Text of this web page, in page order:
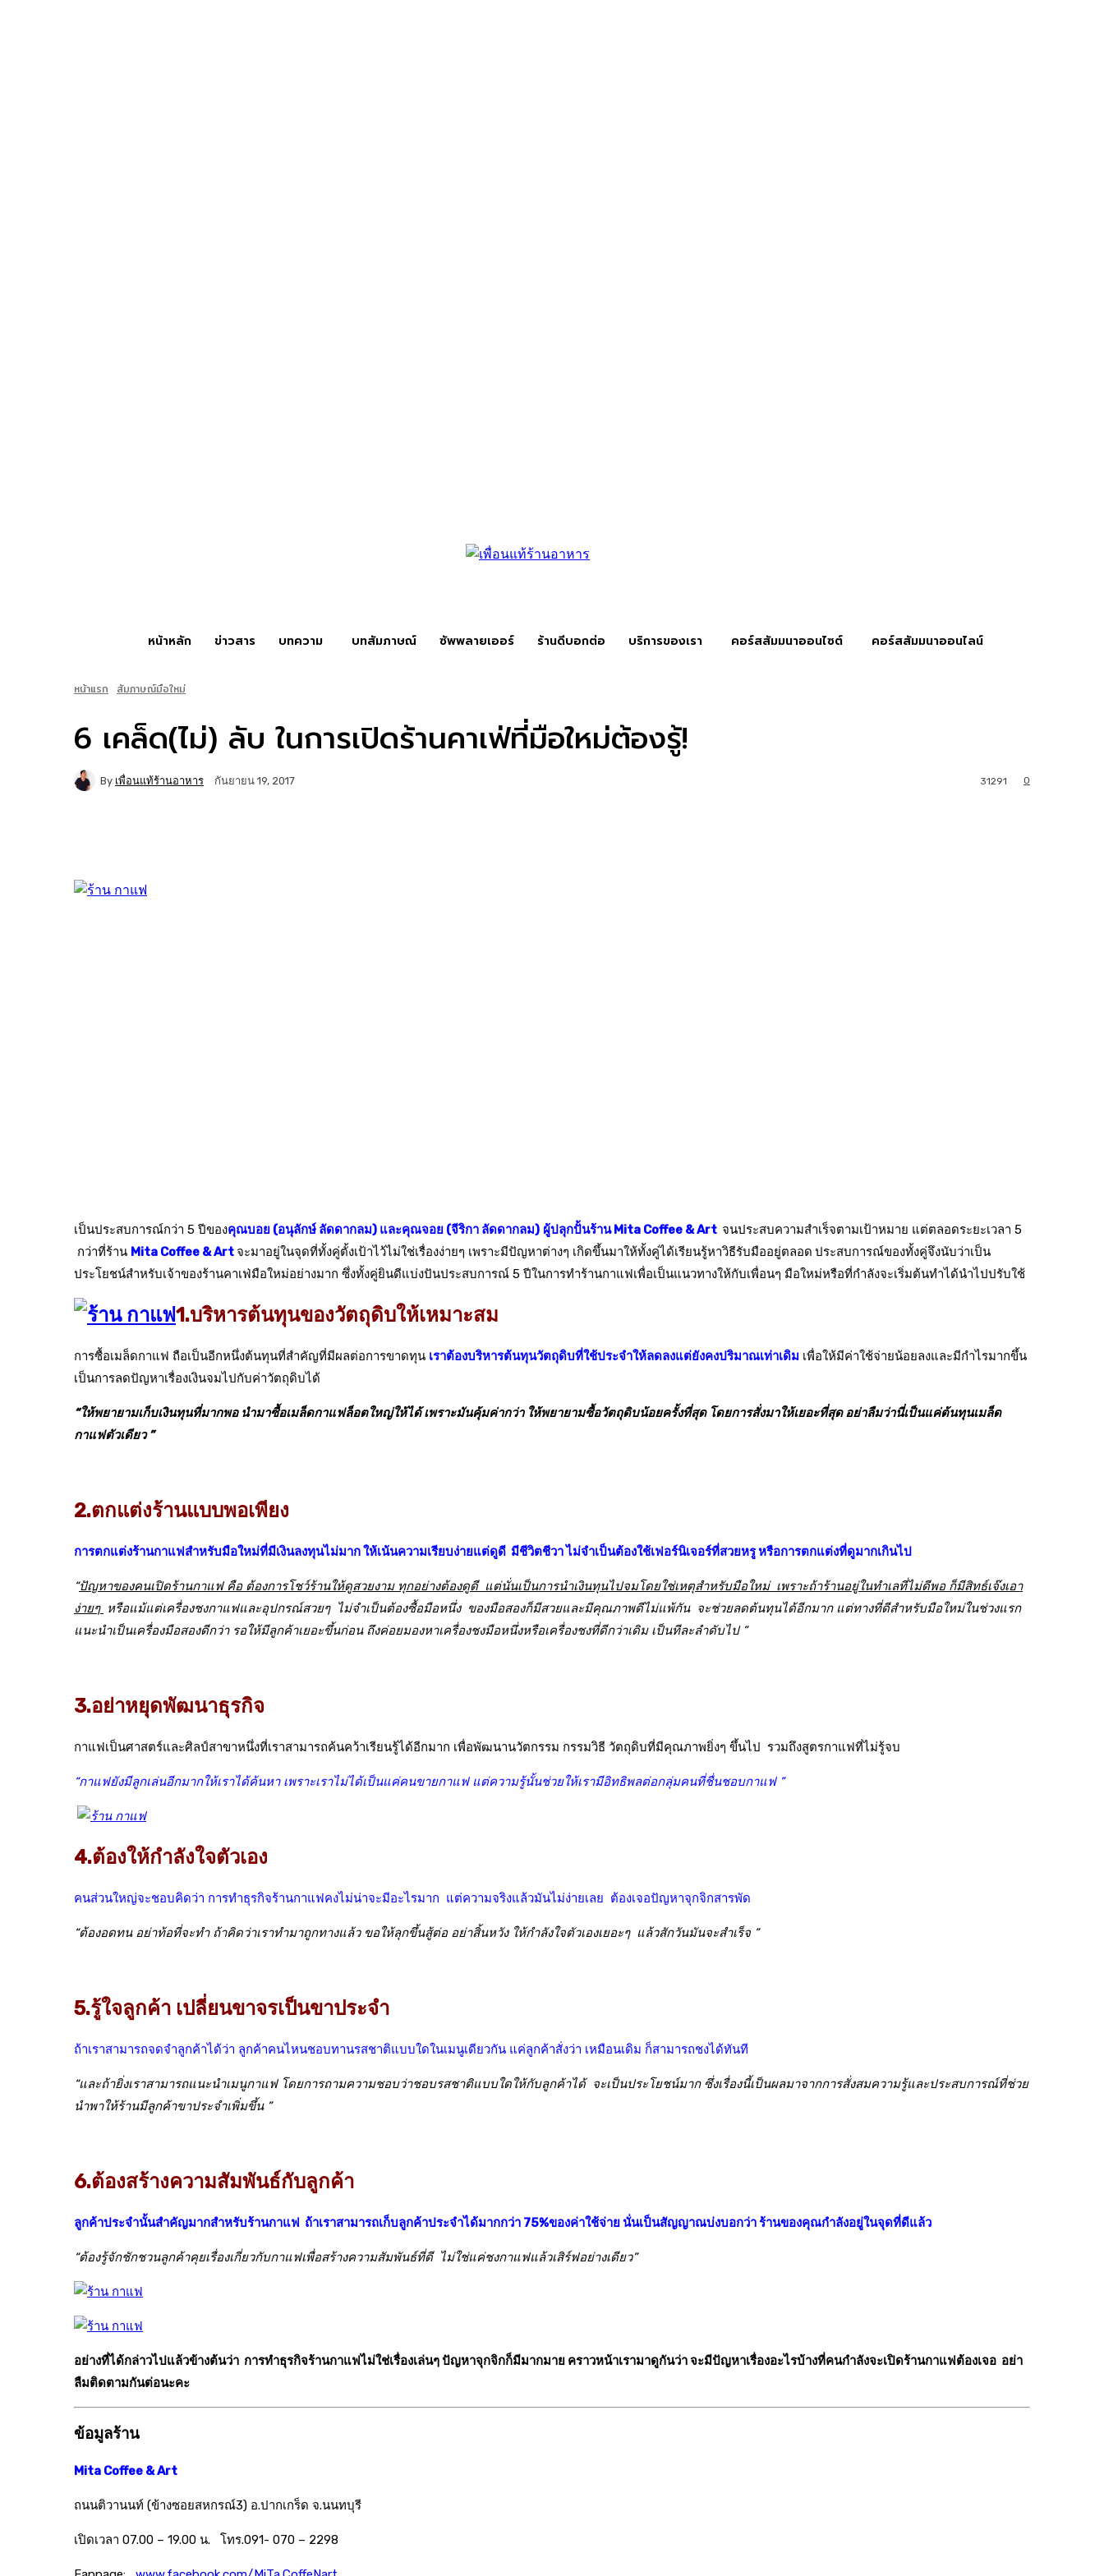
หน้าหลัก ข่าวสาร บทความ บทสัมภาษณ์ ซัพพลายเออร์ ร้านดีบอกต่อ บริการของเรา คอร์สสัมมนาออนไซต์ คอร์สสัมมนาออนไลน์
หน้าแรก สัมภาษณ์มือใหม่
6 เคล็ด(ไม่) ลับ ในการเปิดร้านคาเฟ่ที่มือใหม่ต้องรู้!
By เพื่อนแท้ร้านอาหาร กันยายน 19, 2017 0
31291
เป็นประสบการณ์กว่า 5 ปีของคุณบอย (อนุลักษ์ ลัดดากลม) และคุณจอย (จีริกา ลัดดากลม) ผู้ปลุกปั้นร้านMita Coffee & Art จนประสบความสำเร็จตามเป้าหมาย แต่ตลอดระยะเวลา 5
กว่าที่ร้าน Mita Coffee & Art จะมาอยู่ในจุดที่ทั้งคู่ตั้งเป้าไว้ไม่ใช่เรื่องง่ายๆ เพราะมีปัญหาต่างๆ เกิดขึ้นมาให้ทั้งคู่ได้เรียนรู้หาวิธีรับมืออยู่ตลอด ประสบการณ์ของทั้งคู่จึงนับว่าเป็น
ประโยชน์สำหรับเจ้าของร้านคาเฟ่มือใหม่อย่างมาก ซึ่งทั้งคู่ยินดีแบ่งปันประสบการณ์ 5 ปีในการทำร้านกาแฟเพื่อเป็นแนวทางให้กับเพื่อนๆ มือใหม่หรือที่กำลังจะเริ่มต้นทำได้นำไปปรับใช้
1.บริหารต้นทุนของวัตถุดิบให้เหมาะสม
การซื้อเมล็ดกาแฟ ถือเป็นอีกหนึ่งต้นทุนที่สำคัญที่มีผลต่อการขาดทุน เราต้องบริหารต้นทุนวัตถุดิบที่ใช้ประจำให้ลดลงแต่ยังคงปริมาณเท่าเดิม เพื่อให้มีค่าใช้จ่ายน้อยลงและมีกำไรมากขึ้น
เป็นการลดปัญหาเรื่องเงินจมไปกับค่าวัตถุดิบได้
“ให้พยายามเก็บเงินทุนที่มากพอ นำมาซื้อเมล็ดกาแฟล็อตใหญ่ให้ได้ เพราะมันคุ้มค่ากว่า ให้พยายามซื้อวัตถุดิบน้อยครั้งที่สุด โดยการสั่งมาให้เยอะที่สุด อย่าลืมว่านี่เป็นแค่ต้นทุนเมล็ด
กาแฟตัวเดียว ”
2.ตกแต่งร้านแบบพอเพียง
การตกแต่งร้านกาแฟสำหรับมือใหม่ที่มีเงินลงทุนไม่มาก ให้เน้นความเรียบง่ายแต่ดูดี มีชีวิตชีวา ไม่จำเป็นต้องใช้เฟอร์นิเจอร์ที่สวยหรู หรือการตกแต่งที่ดูมากเกินไป
“ปัญหาของคนเปิดร้านกาแฟ คือ ต้องการโชว์ร้านให้ดูสวยงาม ทุกอย่างต้องดูดี แต่นั่นเป็นการนำเงินทุนไปจมโดยใช่เหตุสำหรับมือใหม่ เพราะถ้าร้านอยู่ในทำเลที่ไม่ดีพอ ก็มีสิทธ์เจ๊งเอา
ง่ายๆ หรือแม้แต่เครื่องชงกาแฟและอุปกรณ์สวยๆ ไม่จำเป็นต้องซื้อมือหนึ่ง ของมือสองก็มีสวยและมีคุณภาพดีไม่แพ้กัน จะช่วยลดต้นทุนได้อีกมาก แต่ทางที่ดีสำหรับมือใหม่ในช่วงแรก
แนะนำเป็นเครื่องมือสองดีกว่า รอให้มีลูกค้าเยอะขึ้นก่อน ถึงค่อยมองหาเครื่องชงมือหนึ่งหรือเครื่องชงที่ดีกว่าเดิม เป็นทีละลำดับไป ”
3.อย่าหยุดพัฒนาธุรกิจ
กาแฟเป็นศาสตร์และศิลป์สาขาหนึ่งที่เราสามารถค้นคว้าเรียนรู้ได้อีกมาก เพื่อพัฒนานวัตกรรม กรรมวิธี วัตถุดิบที่มีคุณภาพยิ่งๆ ขึ้นไป รวมถึงสูตรกาแฟที่ไม่รู้จบ
“กาแฟยังมีลูกเล่นอีกมากให้เราได้ค้นหา เพราะเราไม่ได้เป็นแค่คนขายกาแฟ แต่ความรู้นั้นช่วยให้เรามีอิทธิพลต่อกลุ่มคนที่ชื่นชอบกาแฟ ”
4.ต้องให้กำลังใจตัวเอง
คนส่วนใหญ่จะชอบคิดว่า การทำธุรกิจร้านกาแฟคงไม่น่าจะมีอะไรมาก แต่ความจริงแล้วมันไม่ง่ายเลย ต้องเจอปัญหาจุกจิกสารพัด
“ต้องอดทน อย่าท้อที่จะทำ ถ้าคิดว่าเราทำมาถูกทางแล้ว ขอให้ลุกขึ้นสู้ต่อ อย่าสิ้นหวัง ให้กำลังใจตัวเองเยอะๆ แล้วสักวันมันจะสำเร็จ ”
5.รู้ใจลูกค้า เปลี่ยนขาจรเป็นขาประจำ
ถ้าเราสามารถจดจำลูกค้าได้ว่า ลูกค้าคนไหนชอบทานรสชาติแบบใดในเมนูเดียวกัน แค่ลูกค้าสั่งว่า เหมือนเดิม ก็สามารถชงได้ทันที
“และถ้ายิ่งเราสามารถแนะนำเมนูกาแฟ โดยการถามความชอบว่าชอบรสชาติแบบใดให้กับลูกค้าได้ จะเป็นประโยชน์มาก ซึ่งเรื่องนี้เป็นผลมาจากการสั่งสมความรู้และประสบการณ์ที่ช่วย
นำพาให้ร้านมีลูกค้าขาประจำเพิ่มขึ้น ”
6.ต้องสร้างความสัมพันธ์กับลูกค้า
ลูกค้าประจำนั้นสำคัญมากสำหรับร้านกาแฟ ถ้าเราสามารถเก็บลูกค้าประจำได้มากกว่า 75%ของค่าใช้จ่าย นั่นเป็นสัญญาณบ่งบอกว่า ร้านของคุณกำลังอยู่ในจุดที่ดีแล้ว
“ต้องรู้จักชักชวนลูกค้าคุยเรื่องเกี่ยวกับกาแฟเพื่อสร้างความสัมพันธ์ที่ดี ไม่ใช่แค่ชงกาแฟแล้วเสิร์ฟอย่างเดียว”
อย่างที่ได้กล่าวไปแล้วข้างต้นว่า การทำธุรกิจร้านกาแฟไม่ใช่เรื่องเล่นๆ ปัญหาจุกจิกก็มีมากมาย คราวหน้าเรามาดูกันว่า จะมีปัญหาเรื่องอะไรบ้างที่คนกำลังจะเปิดร้านกาแฟต้องเจอ อย่า
ลืมติดตามกันต่อนะคะ
ข้อมูลร้าน
Mita Coffee & Art
ถนนติวานนท์ (ข้างซอยสหกรณ์3) อ.ปากเกร็ด จ.นนทบุรี
เปิดเวลา 07.00 – 19.00 น. โทร.091- 070 – 2298